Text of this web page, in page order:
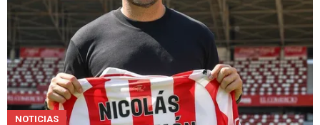
NOTICIAS